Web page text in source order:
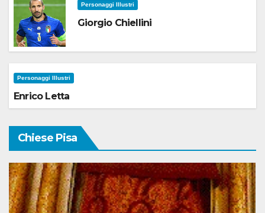
Personaggi Illustri
Giorgio Chiellini
Personaggi Illustri
Enrico Letta
Chiese Pisa